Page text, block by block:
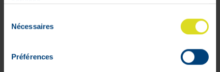
Nécessaires
Préférences
Inhibent les enzymes responsables
collagène et d’élastine.
vaisseaux et stimule la synthèse de
l’acide hyaluronique et du collagène.